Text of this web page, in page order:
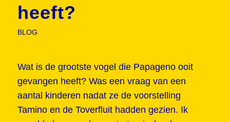
heeft?
BLOG
Wat is de grootste vogel die Papageno ooit
gevangen heeft? Was een vraag van een
aantal kinderen nadat ze de voorstelling
Tamino en de Toverfluit hadden gezien. Ik